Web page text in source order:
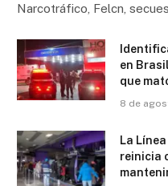
Narcotráfico, Felcn,
en
que
8 de
La
reinicia